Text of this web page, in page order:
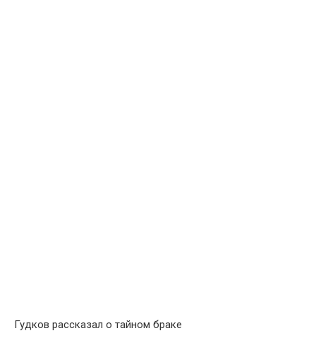
Гудков рассказал о тайном браке